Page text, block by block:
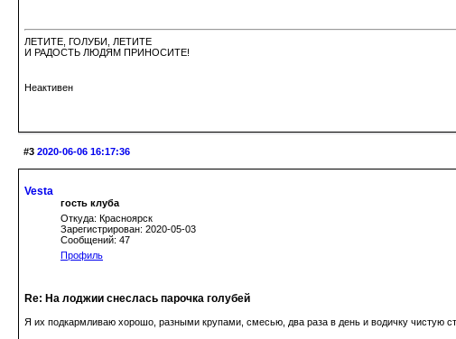
ЛЕТИТЕ, ГОЛУБИ, ЛЕТИТЕ
И РАДОСТЬ ЛЮДЯМ ПРИНОСИТЕ!
Неактивен
#3 2020-06-06 16:17:36
Vesta
гость клуба
Откуда: Красноярск
Зарегистрирован: 2020-05-03
Сообщений: 47
Профиль
Re: На лоджии снеслась парочка голубей
Я их подкармливаю хорошо, разными крупами, смесью, два раза в день и водичку чистую